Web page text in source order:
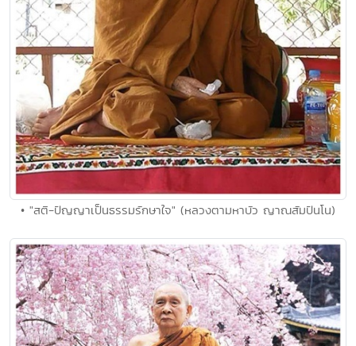
• "สติ-ปัญญาเป็นธรรมรักษาใจ" (หลวงตามหาบัว ญาณสัมปันโน)